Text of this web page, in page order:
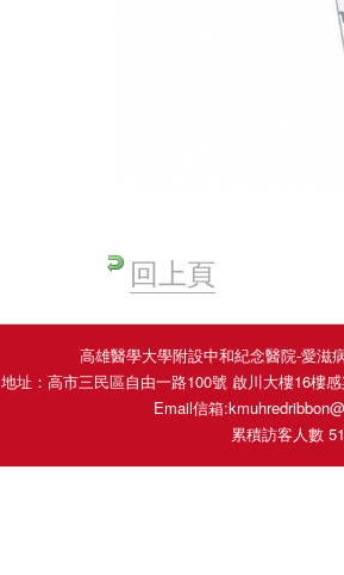
回上頁
高雄醫學大學附設中和紀念醫院-愛滋
地址：高市三民區自由一路100號 啟川大樓16樓
Email信箱:
累積訪客人數